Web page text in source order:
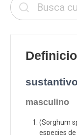
sustantivo
masculino
(Sorghum
especies de